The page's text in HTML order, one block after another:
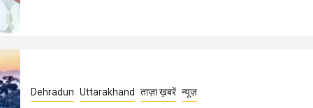
Dehradun Uttarakhand ताज़ा ख़बरें न्यूज़